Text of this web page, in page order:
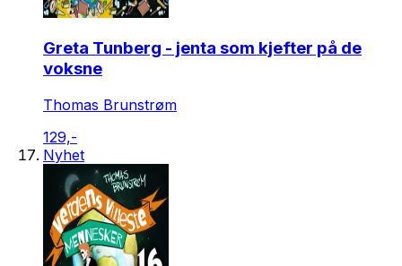
Greta Tunberg - jenta som kjefter på de
voksne
Thomas Brunstrøm
129,-
Nyhet